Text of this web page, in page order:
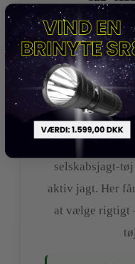
Deerhunter
sortiment finder
sæt til
selskabsjagt-
aktiv jagt. Her
at vælge rigtigt